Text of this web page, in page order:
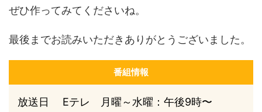
ぜひ作ってみてくださいね。
最後までお読みいただきありがとうございました。
番組情報
放送日 Eテレ 月曜～水曜：午後9時〜